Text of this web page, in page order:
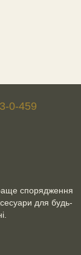
0-459
спорядження
для будь-